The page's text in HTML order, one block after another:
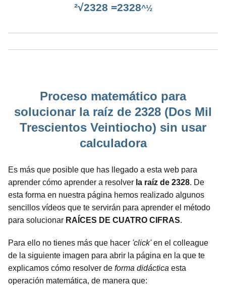
²√2328 =2328^½
Proceso matemático para
solucionar la raíz de 2328 (Dos Mil
Trescientos Veintiocho) sin usar
calculadora
Es más que posible que has llegado a esta web para
aprender cómo aprender a resolver la raíz de 2328. De
esta forma en nuestra página hemos realizado algunos
sencillos vídeos que te servirán para aprender el método
para solucionar RAÍCES DE CUATRO CIFRAS.
Para ello no tienes más que hacer 'click'en el colleague
de la siguiente imagen para abrir la página en la que te
explicamos cómo resolver de forma didáctica esta
operación matemática, de manera que: